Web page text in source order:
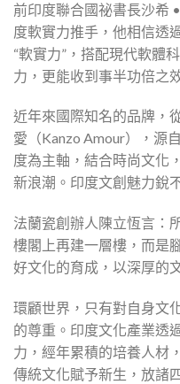
前印度聯合國祕書長沙希
度軟實力推手，他相信透
“軟實力”，搭配現代軟體
力，更能收到事半功倍之
近年來國際知名的品牌，
愛（Kanzo Amour），源
度為主軸，結合時尚文化
新浪潮。印度文創魅力銳
法蘭瓷創辦人陳立恆言：
樓閣上再建一層樓，而是
好文化的育成，以深厚的
環顧世界，只有對自身文
的尊重。印度文化產業透
力，經年累積的培養人材
傳統文化賦予新生，放諸